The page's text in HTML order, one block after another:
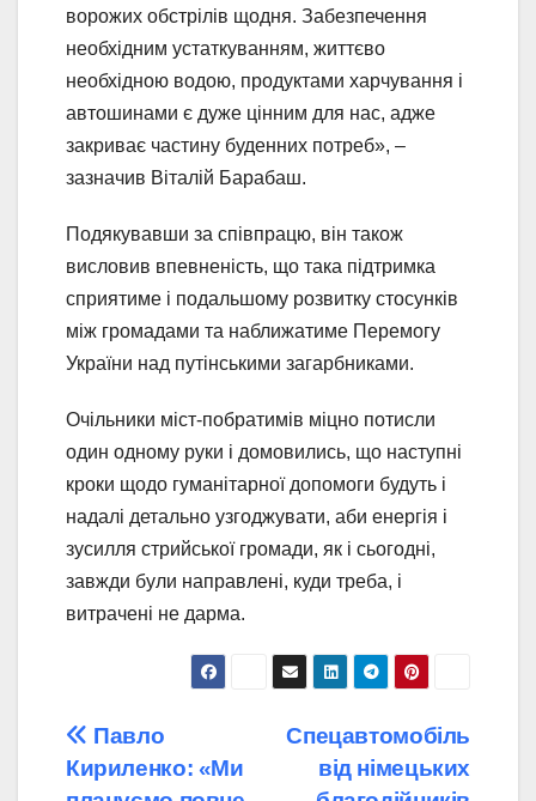
ворожих обстрілів щодня. Забезпечення
необхідним устаткуванням, життєво
необхідною водою, продуктами харчування і
автошинами є дуже цінним для нас, адже
закриває частину буденних потреб», –
зазначив Віталій Барабаш.
Подякувавши за співпрацю, він також
висловив впевненість, що така підтримка
сприятиме і подальшому розвитку стосунків
між громадами та наближатиме Перемогу
України над путінськими загарбниками.
Очільники міст-побратимів міцно потисли
один одному руки і домовились, що наступні
кроки щодо гуманітарної допомоги будуть і
надалі детально узгоджувати, аби енергія і
зусилля стрийської громади, як і сьогодні,
завжди були направлені, куди треба, і
витрачені не дарма.
Навігація
Спецавтомобіль
від німецьких
Павло
Кириленко: «Ми